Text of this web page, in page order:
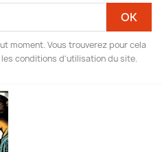
moment. Vous trouverez pour cela
conditions d'utilisation du site.